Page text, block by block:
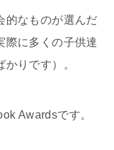
的なものが選んだ
際に多くの子供達
りです）。
Awardsです。